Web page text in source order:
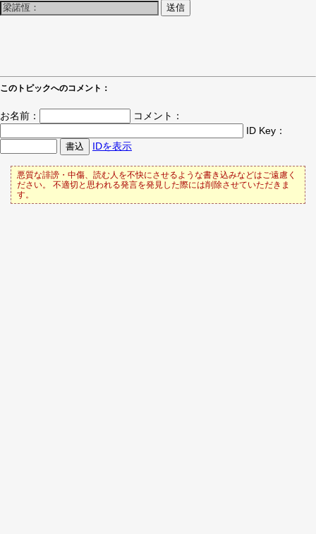
このトピックへのコメント：
お名前：
コメント：
ID Key：
IDを表示
悪質な誹謗・中傷、読む人を不快にさせるような書き込みなどはご遠慮く
ださい。 不適切と思われる発言を発見した際には削除させていただきま
す。